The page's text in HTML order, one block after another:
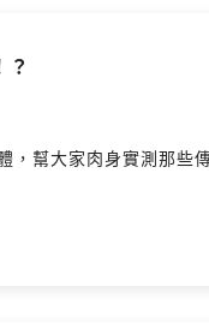
幫大家肉身實測那些